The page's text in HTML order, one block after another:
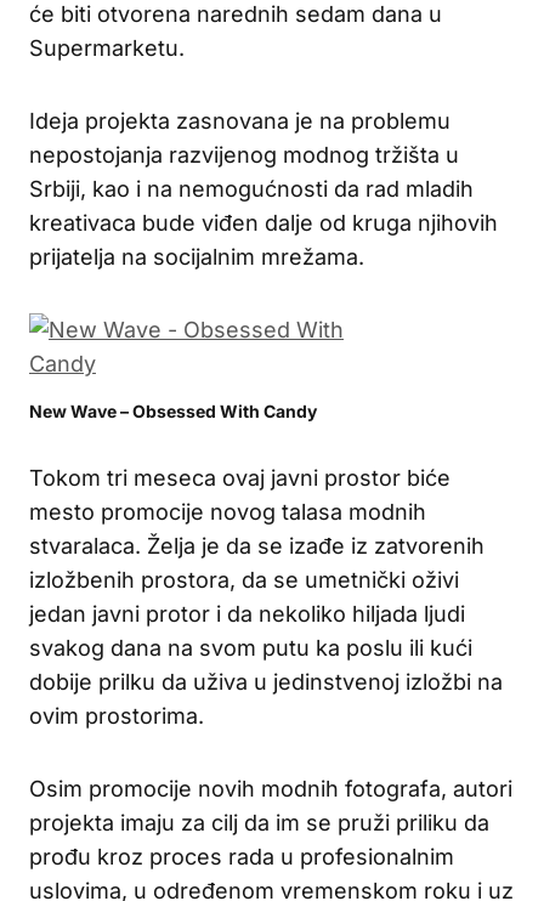
će biti otvorena narednih sedam dana u
Supermarketu.
Ideja projekta zasnovana je na problemu
nepostojanja razvijenog modnog tržišta u
Srbiji, kao i na nemogućnosti da rad mladih
kreativaca bude viđen dalje od kruga njihovih
prijatelja na socijalnim mrežama.
New Wave – Obsessed With Candy
Tokom tri meseca ovaj javni prostor biće
mesto promocije novog talasa modnih
stvaralaca. Želja je da se izađe iz zatvorenih
izložbenih prostora, da se umetnički oživi
jedan javni protor i da nekoliko hiljada ljudi
svakog dana na svom putu ka poslu ili kući
dobije prilku da uživa u jedinstvenoj izložbi na
ovim prostorima.
Osim promocije novih modnih fotografa, autori
projekta imaju za cilj da im se pruži priliku da
prođu kroz proces rada u profesionalnim
uslovima, u određenom vremenskom roku i uz